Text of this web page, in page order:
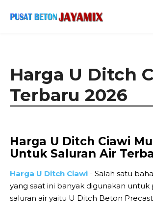
Harga U Ditch
Terbaru 2026
Harga U Ditch Ciawi
Untuk Saluran Air
Harga U Ditch Ciawi - Salah satu
yang saat ini banyak digunakan
saluran air yaitu U Ditch Beton